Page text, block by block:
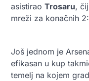
asistirao Trosaru,
mreži za konačnih
Još jednom je
efikasan u kup
temelj na kojem